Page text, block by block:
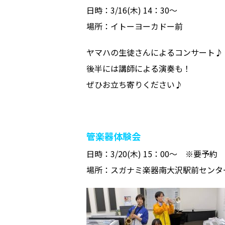
日時：3/16(木) 14：30～
場所：イトーヨーカドー前
ヤマハの生徒さんによるコンサート♪
後半には講師による演奏も！
ぜひお立ち寄りください♪
管楽器体験会
日時：3/20(木) 15：00～ ※要予約
場所：スガナミ楽器南大沢駅前センタ